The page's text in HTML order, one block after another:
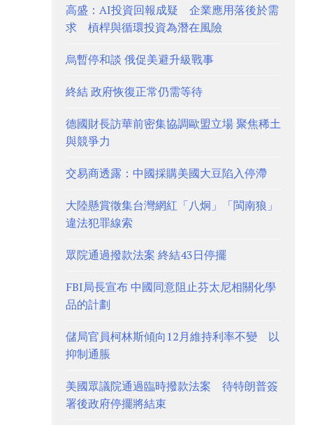
高盛：AI投資回報成疑 企業應用落後於需
求 槓桿與循環投資為潛在風險
烏暫停和談 俄促美避升級戰事
終結 政府恢復正常仍需等待
德國財長訪華前密集協調歐盟立場 聚焦稀土
與競爭力
交易商透露：中國採購美國大豆陷入停滯
大陸懸賞徵集台灣網紅「八炯」「閩南狼」
違法犯罪線索
眾院通過撥款法案 終結43日停擺
FBI局長宣布 中國同意阻止芬太尼相關化學
品的計劃
儲局官員柯林斯傾向12月維持利率不變 以
抑制通脹
美國眾議院通過臨時撥款法案 待特朗普簽
署後政府停擺將結束